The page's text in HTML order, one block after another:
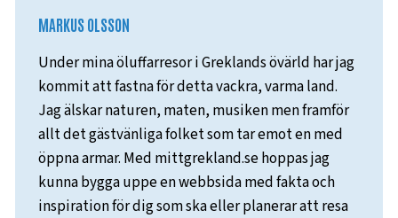
MARKUS OLSSON
Under mina öluffarresor i Greklands övärld har jag
kommit att fastna för detta vackra, varma land.
Jag älskar naturen, maten, musiken men framför
allt det gästvänliga folket som tar emot en med
öppna armar. Med mittgrekland.se hoppas jag
kunna bygga uppe en webbsida med fakta och
inspiration för dig som ska eller planerar att resa